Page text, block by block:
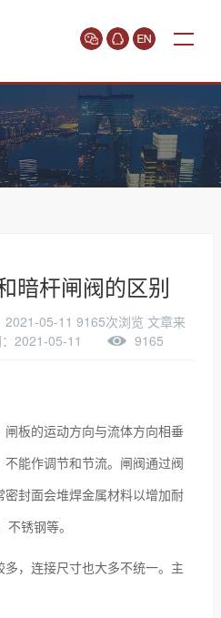
暗杆闸阀的区别
2021-05-11 9165次浏览 文章来
：2021-05-11
9165
板的运动方向与流体方向相垂
能作调节和节流。闸阀通过阀
封面会堆焊金属材料以增加耐
锈钢等。
，连接尺寸也大多不统一。主